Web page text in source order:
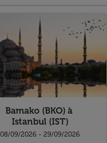
Bamako (BKO) à
Istanbul (IST)
08/09/2026 - 29/09/2026